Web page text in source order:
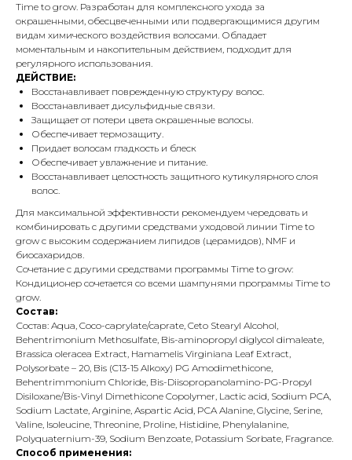
Time to grow. Разработан для комплексного ухода за
окрашенными, обесцвеченными или подвергающимися другим
видам химического воздействия волосами. Обладает
моментальным и накопительным действием, подходит для
регулярного использования.
ДЕЙСТВИЕ:
Восстанавливает поврежденную структуру волос.
Восстанавливает дисульфидные связи.
Защищает от потери цвета окрашенные волосы.
Обеспечивает термозащиту.
Придает волосам гладкость и блеск
Обеспечивает увлажнение и питание.
Восстанавливает целостность защитного кутикулярного слоя
волос.
Для максимальной эффективности рекомендуем чередовать и
комбинировать с другими средствами уходовой линии Time to
grow с высоким содержанием липидов (церамидов), NMF и
биосахаридов.
Сочетание с другими средствами программы Time to grow:
Кондиционер сочетается со всеми шампунями программы Time to
grow.
Состав:
Состав: Aqua, Coco-caprylate/caprate, Ceto Stearyl Alcohol,
Behentrimonium Methosulfate, Bis-aminopropyl diglycol dimaleate,
Brassica oleracea Еxtract, Hamamelis Virginiana Leaf Extract,
Polysorbate – 20, Bis (C13-15 Alkoxy) PG Amodimethicone,
Behentrimmonium Chloride, Bis-Diisopropanolamino-PG-Propyl
Disiloxane/Bis-Vinyl Dimethicone Copolymer, Lactic acid, Sodium PCA,
Sodium Lactate, Arginine, Aspartic Acid, PCA Alanine, Glycine, Serine,
Valine, Isoleucine, Threonine, Proline, Histidine, Phenylalanine,
Polyquaternium-39, Sodium Benzoate, Potassium Sorbate, Fragrance.
Способ применения: